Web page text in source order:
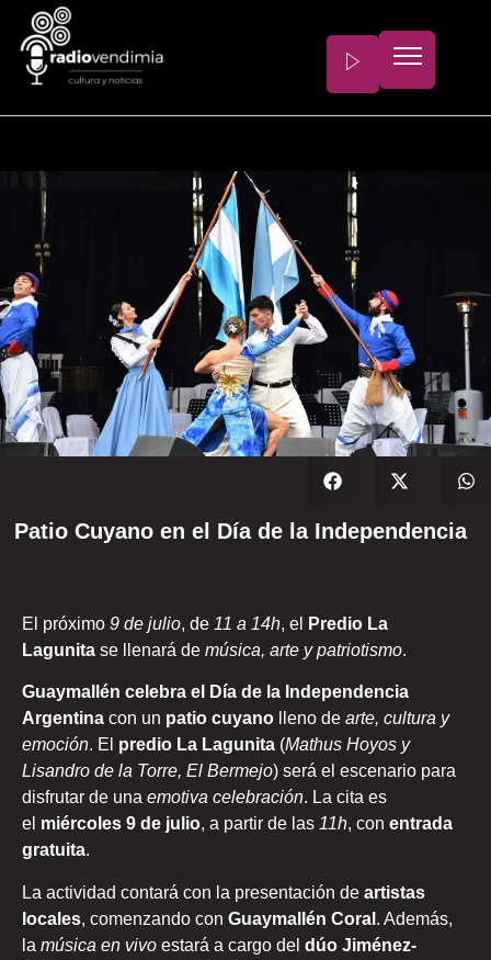
Patio Cuyano en el Día de la Independencia
El próximo 9 de julio, de 11 a 14h, el
Predio La
Lagunita se llenará de música, arte y patriotismo.
Guaymallén celebra el Día de la Independencia
Argentina con un patio cuyano lleno de arte, cultura y
emoción. El predio La Lagunita (Mathus Hoyos y
Lisandro de la Torre, El Bermejo) será el escenario para
disfrutar de una emotiva celebración. La cita es
el miércoles 9 de julio, a partir de las 11h, con entrada
gratuita.
La actividad contará con la presentación de artistas
locales, comenzando con Guaymallén Coral . Además,
la música en vivo estará a cargo del dúo Jiménez-